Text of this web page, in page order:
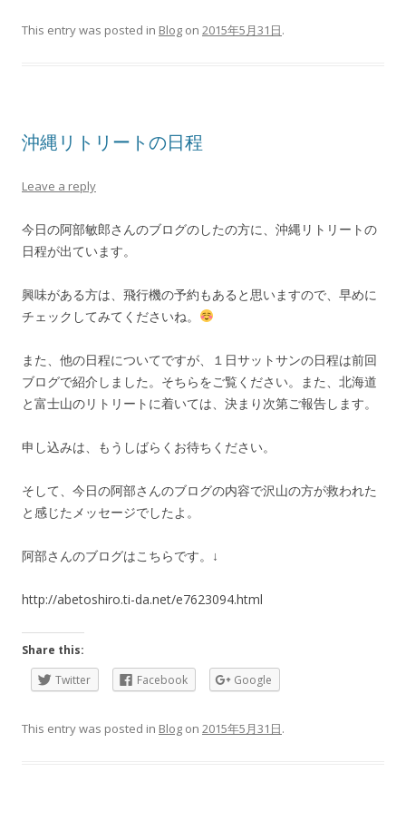
This entry was posted in Blog on 2015年5月31日.
沖縄リトリートの日程
Leave a reply
今日の阿部敏郎さんのブログのしたの方に、沖縄リトリートの
日程が出ています。
興味がある方は、飛行機の予約もあると思いますので、早めに
チェックしてみてくださいね。
また、他の日程についてですが、１日サットサンの日程は前回
ブログで紹介しました。そちらをご覧ください。また、北海道
と富士山のリトリートに着いては、決まり次第ご報告します。
申し込みは、もうしばらくお待ちください。
そして、今日の阿部さんのブログの内容で沢山の方が救われた
と感じたメッセージでしたよ。
阿部さんのブログはこちらです。↓
http://abetoshiro.ti-da.net/e7623094.html
Share this:
Twitter
Facebook Google
This entry was posted in Blog on 2015年5月31日.